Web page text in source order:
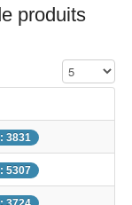
produits
Affichage #
3831
5307